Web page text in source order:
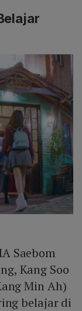
Saebom
Kang Soo
Min Ah)
belajar di